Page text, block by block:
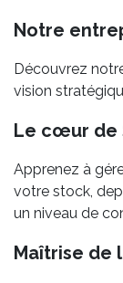
Notre
Découvrez
vision
Le cœur de
Apprenez à
votre stock,
un niveau de
Maîtrise de